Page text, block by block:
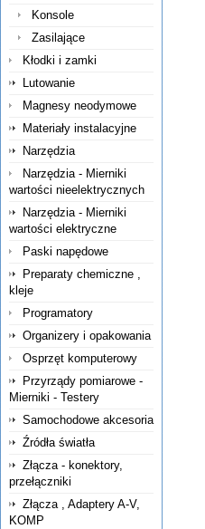
Konsole
Zasilające
Kłodki i zamki
Lutowanie
Magnesy neodymowe
Materiały instalacyjne
Narzędzia
Narzędzia - Mierniki
wartości nieelektrycznych
Narzędzia - Mierniki
wartości elektryczne
Paski napędowe
Preparaty chemiczne ,
kleje
Programatory
Organizery i opakowania
Osprzęt komputerowy
Przyrządy pomiarowe -
Mierniki - Testery
Samochodowe akcesoria
Źródła światła
Złącza - konektory,
przełączniki
Złącza , Adaptery A-V,
KOMP